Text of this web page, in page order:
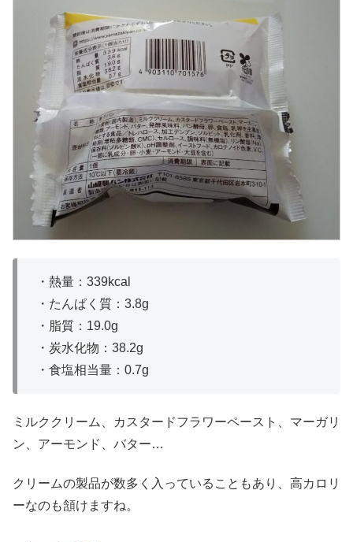
・熱量：339kcal
・たんぱく質：3.8g
・脂質：19.0g
・炭水化物：38.2g
・食塩相当量：0.7g
ミルククリーム、カスタードフラワーペースト、マーガリ
ン、アーモンド、バター…
クリームの製品が数多く入っていることもあり、高カロリ
ーなのも頷けますね。